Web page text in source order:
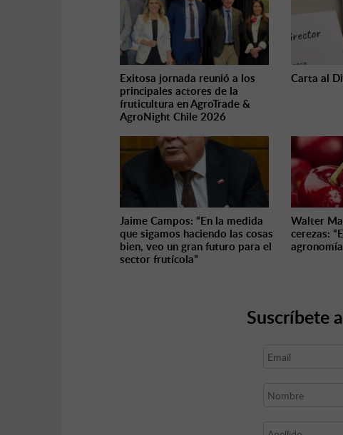
Exitosa jornada reunió a los
principales actores de la
fruticultura en AgroTrade &
AgroNight Chile 2026
Carta al
Jaime Campos: “En la medida
que sigamos haciendo las cosas
bien, veo un gran futuro para el
sector frutícola”
Walter
cerezas:
Suscríbete